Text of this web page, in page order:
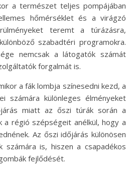
a természet teljes pompájában
hőmérséklet és a virágzó
teremt a túrázásra,
szabadtéri programokra.
nemcsak a látogatók számát
forgalmát is.
a fák lombja színesedni kezd, a
számára különleges élményeket
miatt az őszi túrák során a
a régió szépségeit anélkül, hogy a
Az őszi időjárás különösen
számára is, hiszen a csapadékos
fejlődését.